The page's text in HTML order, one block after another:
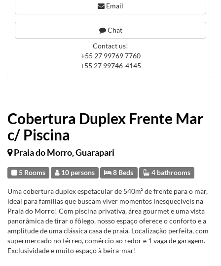
Cobertura Duplex Frente Mar
c/ Piscina
Praia do Morro, Guarapari
5 Rooms 10 persons 8 Beds 4 bathrooms
Uma cobertura duplex espetacular de 540m² de frente para o mar,
ideal para famílias que buscam viver momentos inesquecíveis na
Praia do Morro! Com piscina privativa, área gourmet e uma vista
panorâmica de tirar o fôlego, nosso espaço oferece o conforto e a
amplitude de uma clássica casa de praia. Localização perfeita, com
supermercado no térreo, comércio ao redor e 1 vaga de garagem.
Exclusividade e muito espaço à beira-mar!
Email
Chat
Contact us!
+55 27 99769 7760
+55 27 99746-4145